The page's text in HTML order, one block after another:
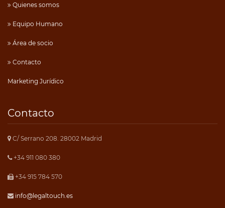
Quienes somos
Equipo Humano
Área de socio
Contacto
Marketing Jurídico
Contacto
C/ Serrano 208. 28002 Madrid
+34 911 080 380
+34 915 784 570
info@legaltouch.es